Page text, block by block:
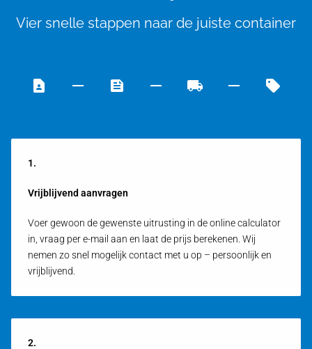
Vier snelle stappen naar de juiste container
1.
Vrijblijvend aanvragen
Voer gewoon de gewenste uitrusting in de online calculator
in, vraag per e-mail aan en laat de prijs berekenen. Wij
nemen zo snel mogelijk contact met u op – persoonlijk en
vrijblijvend.
2.